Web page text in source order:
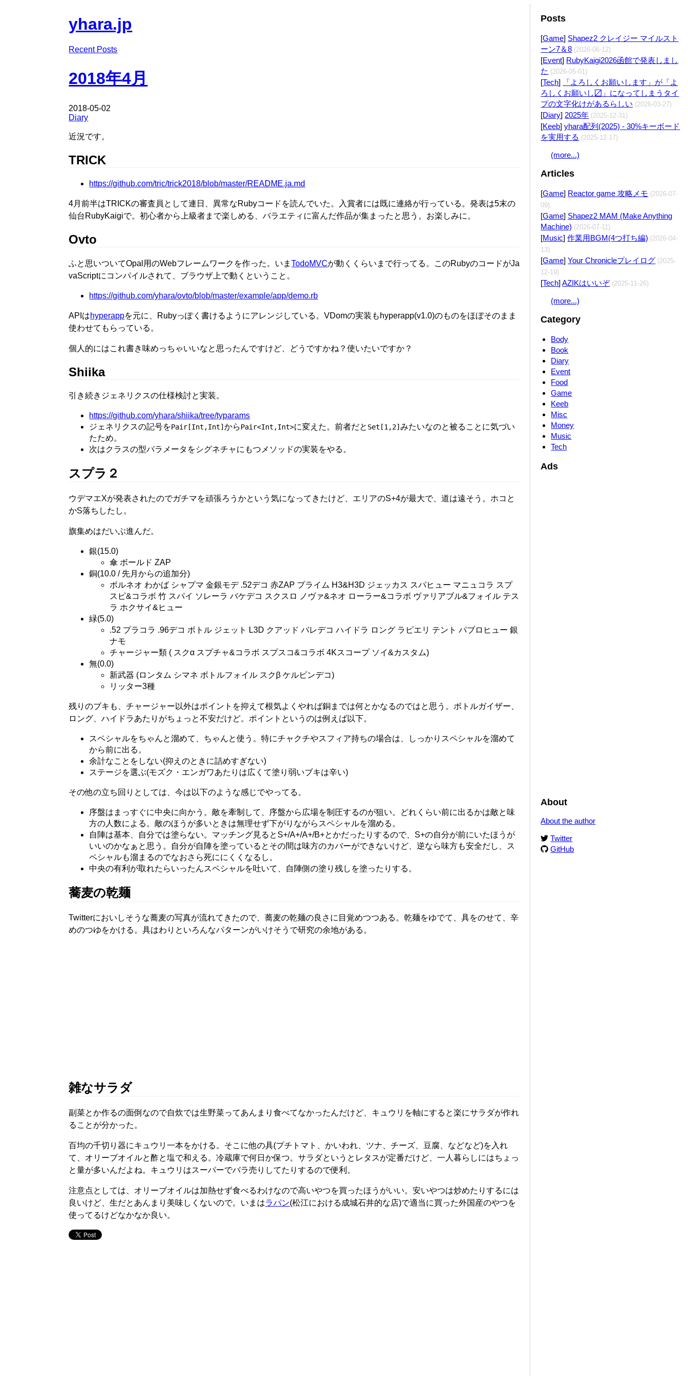
yhara.jp
Recent Posts
2018年4月
2018-05-02
Diary
近況です。
TRICK
https://github.com/tric/trick2018/blob/master/README.ja.md
4月前半はTRICKの審査員として連日、異常なRubyコードを読んでいた。入賞者には既に連絡が行っている。発表は5末の
仙台RubyKaigiで。初心者から上級者まで楽しめる、バラエティに富んだ作品が集まったと思う。お楽しみに。
Ovto
ふと思いついてOpal用のWebフレームワークを作った。いまTodoMVCが動くくらいまで行ってる。このRubyのコードがJa
vaScriptにコンパイルされて、ブラウザ上で動くということ。
https://github.com/yhara/ovto/blob/master/example/app/demo.rb
APIはhyperappを元に、Rubyっぽく書けるようにアレンジしている。VDomの実装もhyperapp(v1.0)のものをほぼそのまま
使わせてもらっている。
個人的にはこれ書き味めっちゃいいなと思ったんですけど、どうですかね？使いたいですか？
Shiika
引き続きジェネリクスの仕様検討と実装。
https://github.com/yhara/shiika/tree/typarams
ジェネリクスの記号をPair[Int,Int]からPair<Int,Int>に変えた。前者だと Set[1,2]みたいなのと被ることに気づい
たため。
次はクラスの型パラメータをシグネチャにもつメソッドの実装をやる。
スプラ２
ウデマエXが発表されたのでガチマを頑張ろうかという気になってきたけど、エリアのS+4が最大で、道は遠そう。ホコと
かS落ちしたし。
旗集めはだいぶ進んだ。
銀(15.0)
傘 ボールド ZAP
銅(10.0 / 先月からの追加分)
ボルネオ わかば シャプマ 金銀モデ .52デコ 赤ZAP プライム H3&H3D ジェッカス スパヒュー マニュコラ スプ
スピ&コラボ 竹 スパイ ソレーラ バケデコ スクスロ ノヴァ&ネオ ローラー&コラボ ヴァリアブル&フォイル テス
ラ ホクサイ&ヒュー
緑(5.0)
.52 プラコラ .96デコ ボトル ジェット L3D クアッド バレデコ ハイドラ ロング ラピエリ テント パブロヒュー 銀
ナモ
チャージャー類 ( スクα スプチャ&コラボ スプスコ&コラボ 4Kスコープ ソイ&カスタム)
無(0.0)
新武器 (ロンタム シマネ ボトルフォイル スクβ ケルビンデコ)
リッター3種
残りのブキも、チャージャー以外はポイントを抑えて根気よくやれば銅までは何とかなるのではと思う。ボトルガイザー、
ロング、ハイドラあたりがちょっと不安だけど。ポイントというのは例えば以下。
スペシャルをちゃんと溜めて、ちゃんと使う。特にチャクチやスフィア持ちの場合は、しっかりスペシャルを溜めて
から前に出る。
余計なことをしない(抑えのときに詰めすぎない)
ステージを選ぶ(モズク・エンガワあたりは広くて塗り弱いブキは辛い)
その他の立ち回りとしては、今は以下のような感じでやってる。
序盤はまっすぐに中央に向かう。敵を牽制して、序盤から広場を制圧するのが狙い。どれくらい前に出るかは敵と味
方の人数による。敵のほうが多いときは無理せず下がりながらスペシャルを溜める。
自陣は基本、自分では塗らない。マッチング見るとS+/A+/A+/B+とかだったりするので、S+の自分が前にいたほうが
いいのかなぁと思う。自分が自陣を塗っているとその間は味方のカバーができないけど、逆なら味方も安全だし、ス
ペシャルも溜まるのでなおさら死ににくくなるし。
中央の有利が取れたらいったんスペシャルを吐いて、自陣側の塗り残しを塗ったりする。
蕎麦の乾麺
Twitterにおいしそうな蕎麦の写真が流れてきたので、蕎麦の乾麺の良さに目覚めつつある。乾麺をゆでて、具をのせて、辛
めのつゆをかける。具はわりといろんなパターンがいけそうで研究の余地がある。
雑なサラダ
副菜とか作るの面倒なので自炊では生野菜ってあんまり食べてなかったんだけど、キュウリを軸にすると楽にサラダが作れ
ることが分かった。
百均の千切り器にキュウリ一本をかける。そこに他の具(プチトマト、かいわれ、ツナ、チーズ、豆腐、などなど)を入れ
て、オリーブオイルと酢と塩で和える。冷蔵庫で何日か保つ。サラダというとレタスが定番だけど、一人暮らしにはちょっ
と量が多いんだよね。キュウリはスーパーでバラ売りしてたりするので便利。
注意点としては、オリーブオイルは加熱せず食べるわけなので高いやつを買ったほうがいい。安いやつは炒めたりするには
良いけど、生だとあんまり美味しくないので。いまはラパン(松江における成城石井的な店)で適当に買った外国産のやつを
使ってるけどなかなか良い。
Posts
[Game] Shapez2 クレイジー マイルスト
ーン7＆8 (2026-06-12)
[Event] RubyKaigi2026函館で発表しまし
た (2026-05-01)
[Tech]
「よろしくお願いします」が「よ
ろしくお願いし〼」になってしまうタイ
プの文字化けがあるらしい (2026-03-27)
[Diary] 2025年 (2025-12-31)
[Keeb]yhara配列(2025) - 30%キーボード
を実用する (2025-12-17)
(more...)
Articles
[Game] Reactor game 攻略メモ (2026-07-
09)
[Game] Shapez2 MAM (Make Anything
Machine) (2026-07-11)
[Music]作業用BGM(4つ打ち編) (2026-04-
13)
[Game]Your Chronicleプレイログ (2025-
12-19)
[Tech]AZIKはいいぞ (2025-11-26)
(more...)
Category
Body
Book
Diary
Event
Food
Game
Keeb
Misc
Money
Music
Tech
Ads
About
About the author
Twitter
GitHub